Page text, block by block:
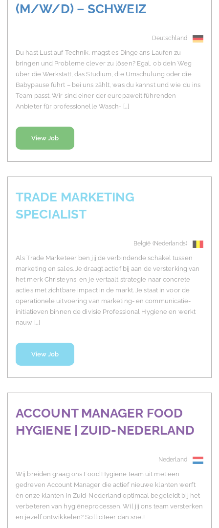
(M/W/D) – SCHWEIZ
Deutschland
Du hast Lust auf Technik, magst es Dinge ans Laufen zu
bringen und Probleme clever zu lösen? Egal, ob dein Weg
über die Werkstatt, das Studium, die Umschulung oder die
Babypause führt – bei uns zählt, was du kannst und wie du ins
Team passt. Wir sind einer der europaweit führenden
Anbieter für professionelle Wasch- […]
View Job
TRADE MARKETING
SPECIALIST
België (Nederlands)
Als Trade Marketeer ben jij de verbindende schakel tussen
marketing en sales. Je draagt actief bij aan de versterking van
het merk Christeyns, en je vertaalt strategie naar concrete
acties met zichtbare impact in de markt. Je staat in voor de
operationele uitvoering van marketing- en communicatie-
initiatieven binnen de divisie Professional Hygiene en werkt
nauw […]
View Job
ACCOUNT MANAGER FOOD
HYGIENE | ZUID-NEDERLAND
Nederland
Wij breiden graag ons Food Hygiene team uit met een
gedreven Account Manager die actief nieuwe klanten werft
én onze klanten in Zuid-Nederland optimaal begeleidt bij het
verbeteren van hygiëneprocessen. Wil jij ons team versterken
en jezelf ontwikkelen? Solliciteer dan snel!